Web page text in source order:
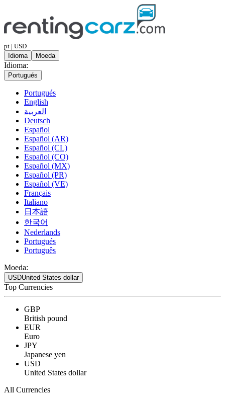
pt | USD
Idioma
Moeda
Idioma:
Portugués
Portugués
English
العربية
Deutsch
Español
Español (AR)
Español (CL)
Español (CO)
Español (MX)
Español (PR)
Español (VE)
Français
Italiano
日本語
한국어
Nederlands
Portugués
Português
Moeda:
USDUnited States dollar
Top Currencies
GBP
British pound
EUR
Euro
JPY
Japanese yen
USD
United States dollar
All Currencies